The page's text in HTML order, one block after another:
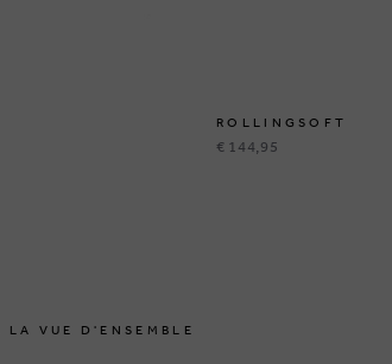
ROLLINGSOFT
€ 144,95
LA VUE D'ENSEMBLE